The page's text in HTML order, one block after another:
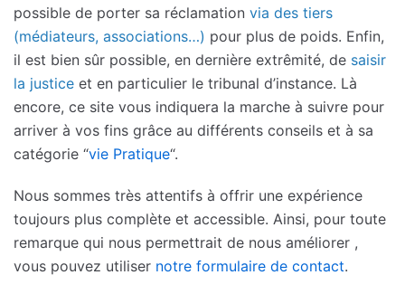
possible de porter sa réclamation via des tiers
(médiateurs, associations…) pour plus de poids. Enfin,
il est bien sûr possible, en dernière extrêmité, de saisir
la justice et en particulier le tribunal d’instance. Là
encore, ce site vous indiquera la marche à suivre pour
arriver à vos fins grâce au différents conseils et à sa
catégorie “vie Pratique“.
Nous sommes très attentifs à offrir une expérience
toujours plus complète et accessible. Ainsi, pour toute
remarque qui nous permettrait de nous améliorer ,
vous pouvez utiliser notre formulaire de contact.